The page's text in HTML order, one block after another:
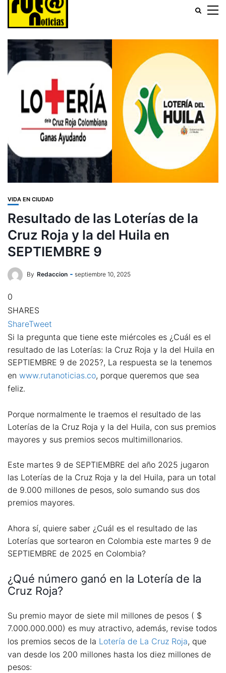
VIDA EN CIUDAD
Resultado de las Loterías de la
Cruz Roja y la del Huila en
SEPTIEMBRE 9
By Redaccion septiembre 10, 2025
0
SHARES
ShareTweet
Si la pregunta que tiene este miércoles es ¿Cuál es el
resultado de las Loterías: la Cruz Roja y la del Huila en
SEPTIEMBRE 9 de 2025?, La respuesta se la tenemos
en www.rutanoticias.co, porque queremos que sea
feliz.
Porque normalmente le traemos el resultado de las
Loterías de la Cruz Roja y la del Huila, con sus premios
mayores y sus premios secos multimillonarios.
Este martes 9 de SEPTIEMBRE del año 2025 jugaron
las Loterías de la Cruz Roja y la del Huila, para un total
de 9.000 millones de pesos, solo sumando sus dos
premios mayores.
Ahora sí, quiere saber ¿Cuál es el resultado de las
Loterías que sortearon en Colombia este martes 9 de
SEPTIEMBRE de 2025 en Colombia?
¿Qué número ganó en la Lotería de la
Cruz Roja?
Su premio mayor de siete mil millones de pesos ( $
7.000.000.000) es muy atractivo, además, revise todos
los premios secos de la Lotería de La Cruz Roja, que
van desde los 200 millones hasta los diez millones de
pesos: